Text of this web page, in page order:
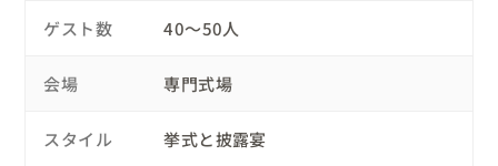
【当日の流れ】
15：00 お支度中の撮影
15：20 挙式リハーサル撮影
ゲスト数 40〜50人
会場 専門式場
スタイル 挙式と披露宴